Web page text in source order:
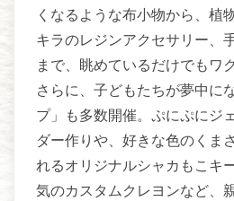
くなるような布小物から、植
キラのレジンアクセサリー、
まで、眺めているだけでもワ
さらに、子どもたちが夢中に
プ」も多数開催。ぷにぷにジ
ダー作りや、好きな色のくま
れるオリジナルシャカもこキ
気のカスタムクレヨンなど、